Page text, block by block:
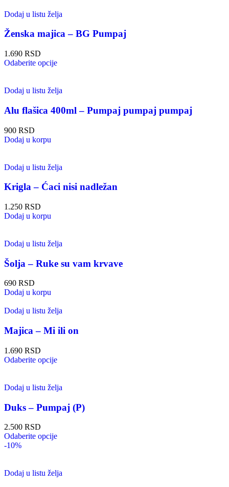
Dodaj u listu želja
Ženska majica – BG Pumpaj
1.690 RSD
Odaberite opcije
Dodaj u listu želja
Alu flašica 400ml – Pumpaj pumpaj pumpaj
900 RSD
Dodaj u korpu
Dodaj u listu želja
Krigla – Ćaci nisi nadležan
1.250 RSD
Dodaj u korpu
Dodaj u listu želja
Šolja – Ruke su vam krvave
690 RSD
Dodaj u korpu
Dodaj u listu želja
Majica – Mi ili on
1.690 RSD
Odaberite opcije
Dodaj u listu želja
Duks – Pumpaj (P)
2.500 RSD
Odaberite opcije
-10%
Dodaj u listu želja